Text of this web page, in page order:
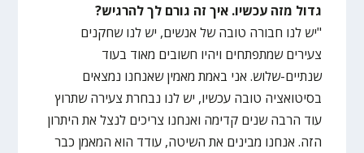
גדול מזה עכשיו. איך זה גורם לך להרגיש?
"יש לנו חבורה טובה של אנשים, יש לנו שחקנים
צעירים שמתפתחים ויהיו חשובים מאוד בעוד
שנתיים-שלוש. אני באמת מאמין שאנחנו נמצאים
בסיטואציה טובה עכשיו, יש לנו נבחרת צעירה שתרוץ
עוד הרבה שנים קדימה ואנחנו צריכים לנצל את היתרון
הזה. אנחנו מבינים את השיטה, עודד הוא המאמן כבר